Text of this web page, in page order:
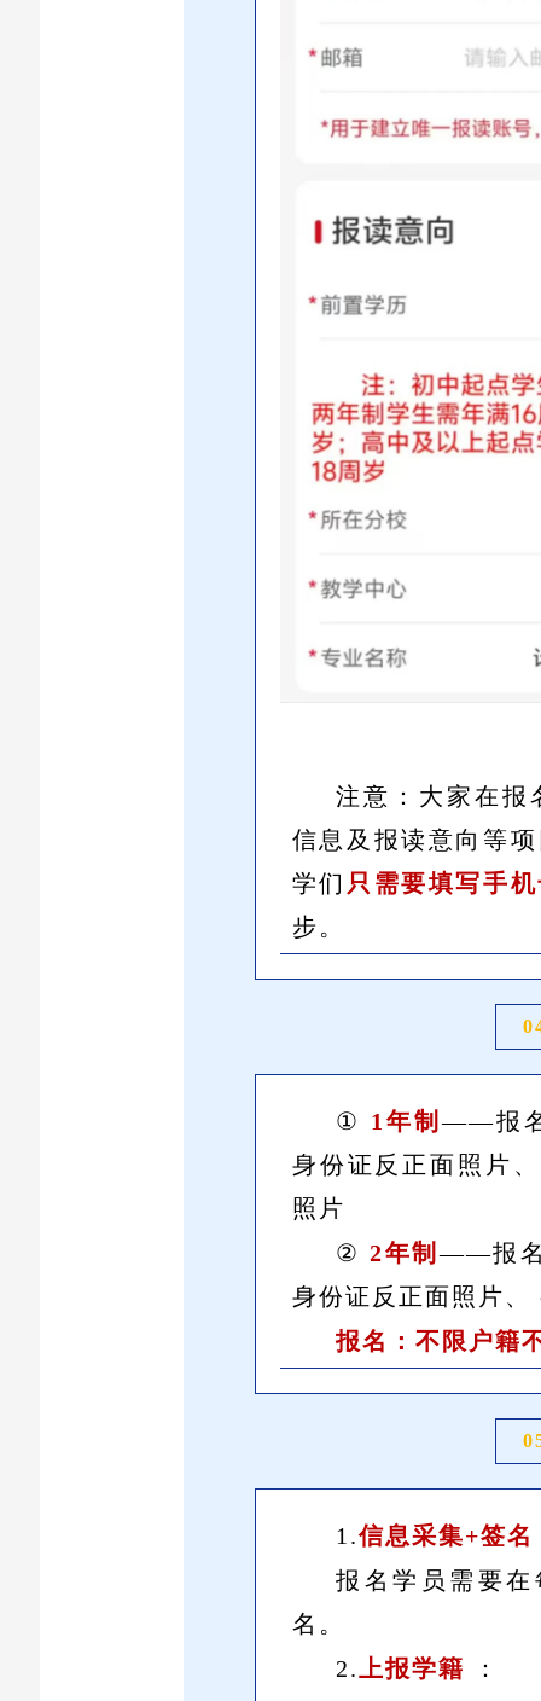
注意：大家在报
信息及报读意向等
学们 只需要填写手
步。
① 1年制——报
身份证反正面照片
照片
②2年制——报名
身份证反正面照片
报名：不限户籍
1.信息采集+签名
报名学员需要
名。
2.上报学籍
：